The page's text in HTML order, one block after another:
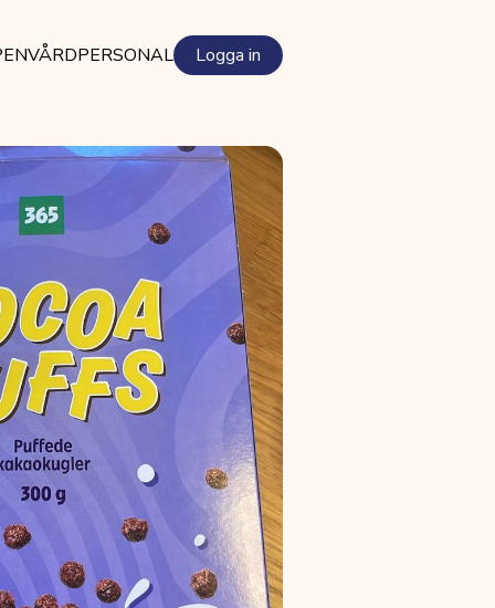
VÅRDPERSONAL Logga in